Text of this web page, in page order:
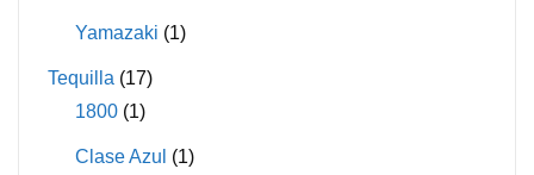
Yamazaki (1)
Tequilla (17)
1800 (1)
Clase Azul (1)